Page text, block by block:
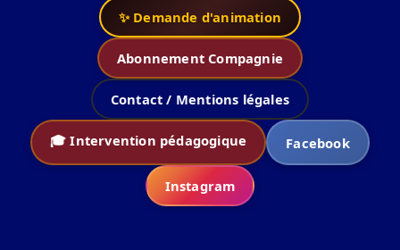
✨ Demande d'animation
Abonnement Compagnie
Contact / Mentions légales
🎓 Intervention pédagogique Facebook
Instagram